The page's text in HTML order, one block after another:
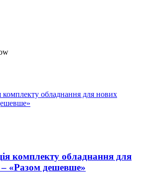
комплекту обладнання для
– «Разом дешевше»